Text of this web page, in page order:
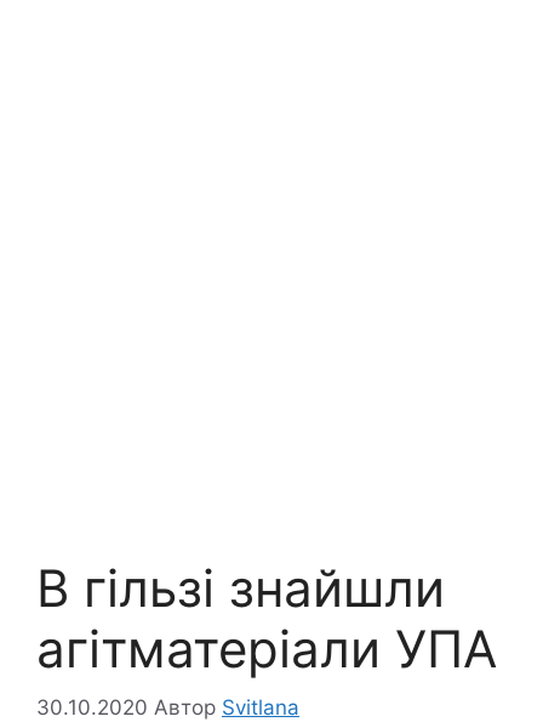
В гільзі знайшли
агітматеріали УПА
30.10.2020 Автор Svitlana